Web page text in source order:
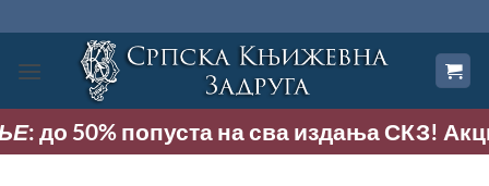
на
садржај
: до 50% попуста на сва издања СКЗ!